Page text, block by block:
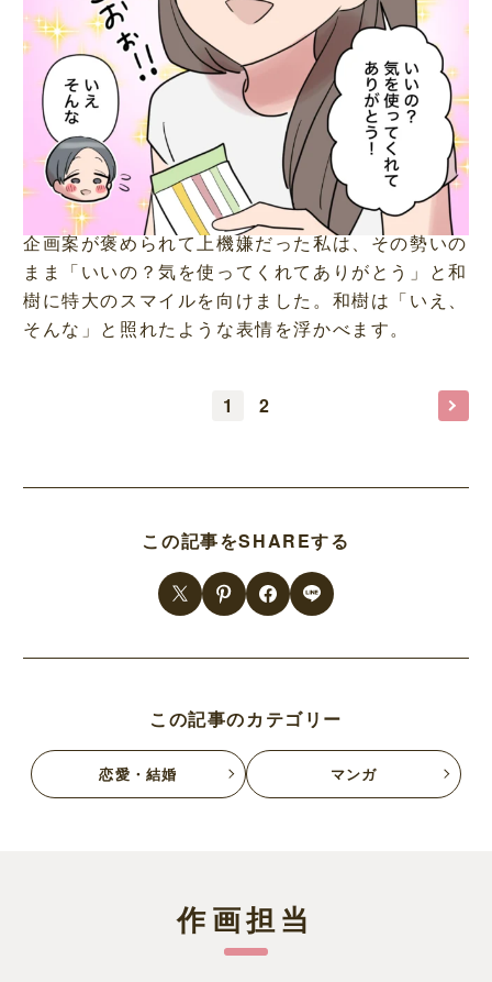
企画案が褒められて上機嫌だった私は、その勢いの
まま「いいの？気を使ってくれてありがとう」と和
樹に特大のスマイルを向けました。和樹は「いえ、
そんな」と照れたような表情を浮かべます。
1 2
この記事をSHAREする
この記事のカテゴリー
恋愛・結婚 マンガ
作画担当